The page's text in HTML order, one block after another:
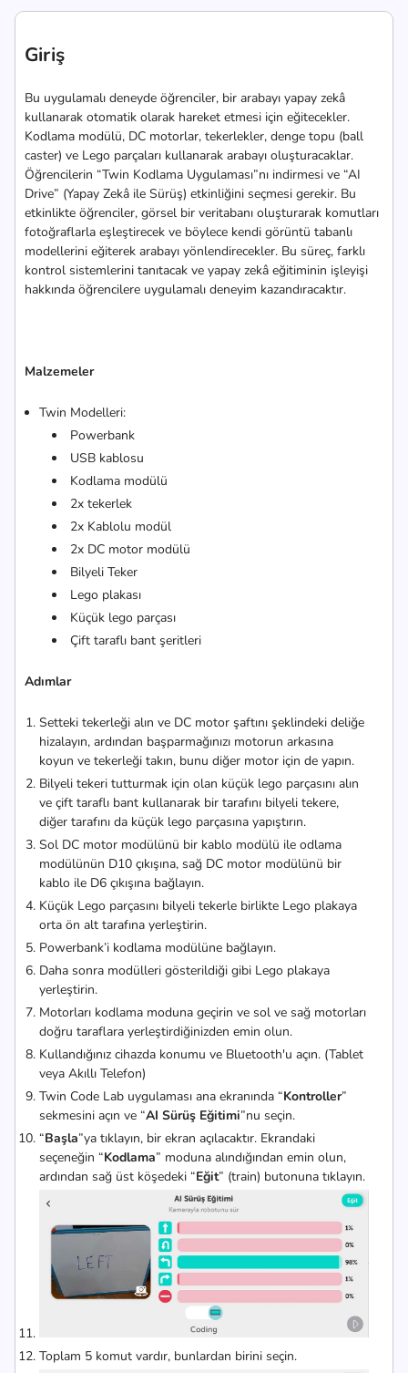
Giriş
Bu uygulamalı deneyde öğrenciler, bir arabayı yapay zekâ
kullanarak otomatik olarak hareket etmesi için eğitecekler.
Kodlama modülü, DC motorlar, tekerlekler, denge topu (ball
caster) ve Lego parçaları kullanarak arabayı oluşturacaklar.
Öğrencilerin “Twin Kodlama Uygulaması”nı indirmesi ve “AI
Drive” (Yapay Zekâ ile Sürüş) etkinliğini seçmesi gerekir. Bu
etkinlikte öğrenciler, görsel bir veritabanı oluşturarak komutları
fotoğraflarla eşleştirecek ve böylece kendi görüntü tabanlı
modellerini eğiterek arabayı yönlendirecekler. Bu süreç, farklı
kontrol sistemlerini tanıtacak ve yapay zekâ eğitiminin işleyişi
hakkında öğrencilere uygulamalı deneyim kazandıracaktır.
Malzemeler
Twin Modelleri:
Powerbank
USB kablosu
Kodlama modülü
2x tekerlek
2x Kablolu modül
2x DC motor modülü
Bilyeli Teker
Lego plakası
Küçük lego parçası
Çift taraflı bant şeritleri
Adımlar
Setteki tekerleği alın ve DC motor şaftını şeklindeki deliğe
hizalayın, ardından başparmağınızı motorun arkasına
koyun ve tekerleği takın, bunu diğer motor için de yapın.
Bilyeli tekeri tutturmak için olan küçük lego parçasını alın
ve çift taraflı bant kullanarak bir tarafını bilyeli tekere,
diğer tarafını da küçük lego parçasına yapıştırın.
Sol DC motor modülünü bir kablo modülü ile odlama
modülünün D10 çıkışına, sağ DC motor modülünü bir
kablo ile D6 çıkışına bağlayın.
Küçük Lego parçasını bilyeli tekerle birlikte Lego plakaya
orta ön alt tarafına yerleştirin.
Powerbank’i kodlama modülüne bağlayın.
Daha sonra modülleri gösterildiği gibi Lego plakaya
yerleştirin.
Motorları kodlama moduna geçirin ve sol ve sağ motorları
doğru taraflara yerleştirdiğinizden emin olun.
Kullandığınız cihazda konumu ve Bluetooth'u açın. (Tablet
veya Akıllı Telefon)
Twin Code Lab uygulaması ana ekranında “Kontroller”
sekmesini açın ve “AI Sürüş Eğitimi”nu seçin.
“Başla”ya tıklayın, bir ekran açılacaktır. Ekrandaki
seçeneğin “Kodlama” moduna alındığından emin olun,
ardından sağ üst köşedeki “Eğit” (train) butonuna tıklayın.
Toplam 5 komut vardır, bunlardan birini seçin.